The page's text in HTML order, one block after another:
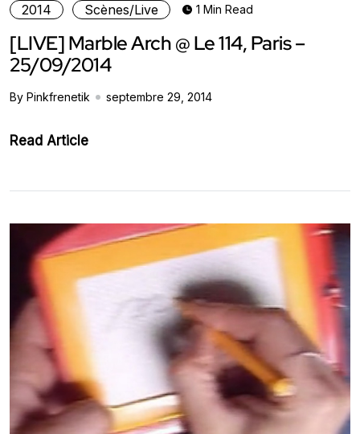
2014 Scènes/Live 1 Min Read
[LIVE] Marble Arch @ Le 114, Paris –
25/09/2014
By Pinkfrenetik septembre 29, 2014
Read Article